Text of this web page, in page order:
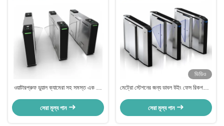
ওয়াটারপ্রুফ ডুয়াল ক্যামেরা সহ সমস্ত এক মুখ
সেরা মূল্য পান
ভিডিও
মেট্রো স্টেশনের জন্য ডাবল উইং ফেস রিকগনিশন
সেরা মূল্য পান